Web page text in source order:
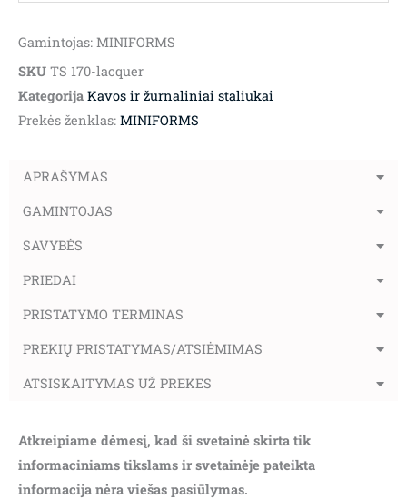
Gamintojas: MINIFORMS
SKU TS 170-lacquer
Kategorija Kavos ir žurnaliniai staliukai
Prekės ženklas: MINIFORMS
APRAŠYMAS
GAMINTOJAS
SAVYBĖS
PRIEDAI
PRISTATYMO TERMINAS
PREKIŲ PRISTATYMAS/ATSIĖMIMAS
ATSISKAITYMAS UŽ PREKES
Atkreipiame dėmesį, kad ši svetainė skirta tik
informaciniams tikslams ir svetainėje pateikta
informacija nėra viešas pasiūlymas.